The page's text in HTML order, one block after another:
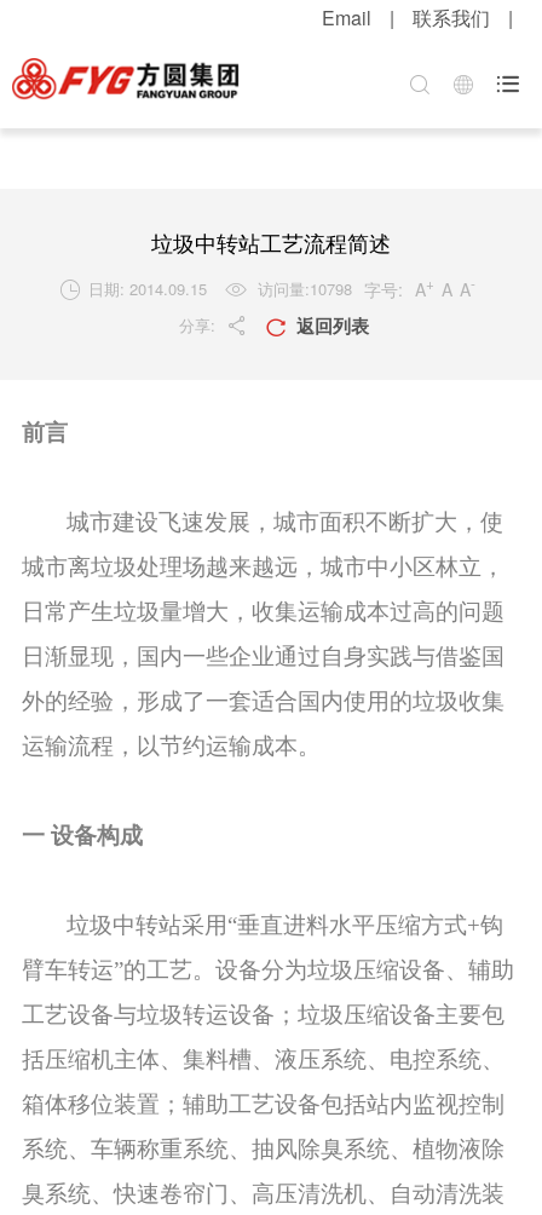
|
联系我们
|
Email

集团介绍
技术实力
公司新闻
视频新闻
混凝土机械
桩工机械
客户服务
网上订购
行业知识
职位招聘
人才战略
垃圾中转站工艺流程简述
 日期: 2014.09.15  访问量:10798 字号: A+ A A-
分享:   返回列表
前言
城市建设飞速发展，城市面积不断扩大，使
城市离垃圾处理场越来越远，城市中小区林立，
日常产生垃圾量增大，收集运输成本过高的问题
日渐显现，国内一些企业通过自身实践与借鉴国
外的经验，形成了一套适合国内使用的垃圾收集
运输流程，以节约运输成本。
一 设备构成
垃圾中转站采用“垂直进料水平压缩方式+钩
臂车转运”的工艺。设备分为垃圾压缩设备、辅助
工艺设备与垃圾转运设备；垃圾压缩设备主要包
括压缩机主体、集料槽、液压系统、电控系统、
箱体移位装置；辅助工艺设备包括站内监视控制
系统、车辆称重系统、抽风除臭系统、植物液除
臭系统、快速卷帘门、高压清洗机、自动清洗装